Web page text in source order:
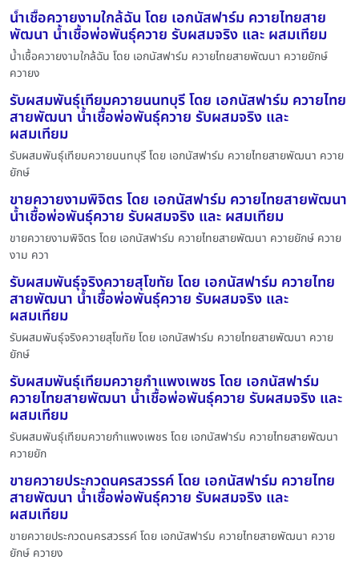
น้ำเชื้อควายงามใกล้ฉัน โดย เอกนัสฟาร์ม ควายไทยสาย
พัฒนา น้ำเชื้อพ่อพันธุ์ควาย รับผสมจริง และ ผสมเทียม
น้ำเชื้อควายงามใกล้ฉัน โดย เอกนัสฟาร์ม ควายไทยสายพัฒนา ควายยักษ์
ควายง
รับผสมพันธุ์เทียมควายนนทบุรี โดย เอกนัสฟาร์ม ควายไทย
สายพัฒนา น้ำเชื้อพ่อพันธุ์ควาย รับผสมจริง และ
ผสมเทียม
รับผสมพันธุ์เทียมควายนนทบุรี โดย เอกนัสฟาร์ม ควายไทยสายพัฒนา ควาย
ยักษ์
ขายควายงามพิจิตร โดย เอกนัสฟาร์ม ควายไทยสายพัฒนา
น้ำเชื้อพ่อพันธุ์ควาย รับผสมจริง และ ผสมเทียม
ขายควายงามพิจิตร โดย เอกนัสฟาร์ม ควายไทยสายพัฒนา ควายยักษ์ ควาย
งาม ควา
รับผสมพันธุ์จริงควายสุโขทัย โดย เอกนัสฟาร์ม ควายไทย
สายพัฒนา น้ำเชื้อพ่อพันธุ์ควาย รับผสมจริง และ
ผสมเทียม
รับผสมพันธุ์จริงควายสุโขทัย โดย เอกนัสฟาร์ม ควายไทยสายพัฒนา ควาย
ยักษ์
รับผสมพันธุ์เทียมควายกำแพงเพชร โดย เอกนัสฟาร์ม
ควายไทยสายพัฒนา น้ำเชื้อพ่อพันธุ์ควาย รับผสมจริง และ
ผสมเทียม
รับผสมพันธุ์เทียมควายกำแพงเพชร โดย เอกนัสฟาร์ม ควายไทยสายพัฒนา
ควายยัก
ขายควายประกวดนครสวรรค์ โดย เอกนัสฟาร์ม ควายไทย
สายพัฒนา น้ำเชื้อพ่อพันธุ์ควาย รับผสมจริง และ
ผสมเทียม
ขายควายประกวดนครสวรรค์ โดย เอกนัสฟาร์ม ควายไทยสายพัฒนา ควาย
ยักษ์ ควายง